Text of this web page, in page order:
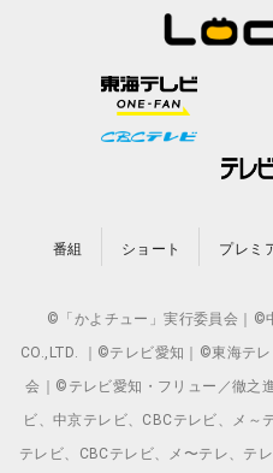
番組 ショート プレミ
©「かよチュー」実行委員会｜©
CO.,LTD. ｜©テレビ愛知｜©東海テ
会｜©テレビ愛知・フリュー／徹之
ビ、中京テレビ、CBCテレビ、メ～
テレビ、CBCテレビ、メ〜テレ、